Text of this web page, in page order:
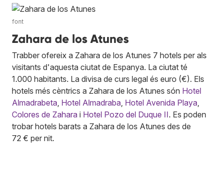
font
Zahara de los Atunes
Trabber ofereix a Zahara de los Atunes 7 hotels per als
visitants d'aquesta ciutat de Espanya. La ciutat té
1.000 habitants. La divisa de curs legal és euro (€). Els
hotels més cèntrics a Zahara de los Atunes són Hotel
Almadrabeta, Hotel Almadraba, Hotel Avenida Playa,
Colores de Zahara i Hotel Pozo del Duque II. Es poden
trobar hotels barats a Zahara de los Atunes des de
72 € per nit.